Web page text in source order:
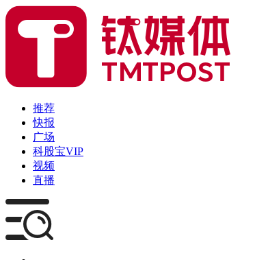
推荐
快报
广场
科股宝VIP
视频
直播